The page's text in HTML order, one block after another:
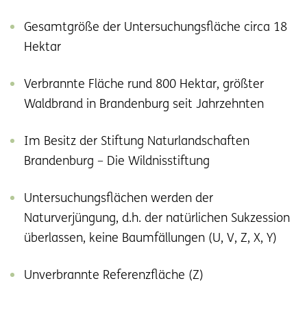
Gesamtgröße der Untersuchungsfläche circa 18
Hektar
Verbrannte Fläche rund 800 Hektar, größter
Waldbrand in Brandenburg seit Jahrzehnten
Im Besitz der Stiftung Naturlandschaften
Brandenburg – Die Wildnisstiftung
Untersuchungsflächen werden der
Naturverjüngung, d.h. der natürlichen Sukzession
überlassen, keine Baumfällungen (U, V, Z, X, Y)
Unverbrannte Referenzfläche (Z)